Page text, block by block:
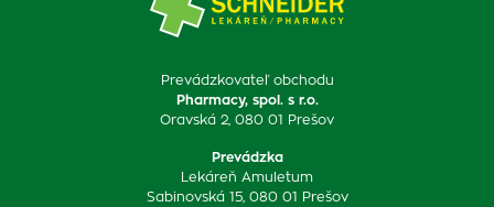
Prevádzkovateľ obchodu
Pharmacy, spol. s r.o.
Oravská 2, 080 01 Prešov
Prevádzka
Lekáreň Amuletum
Sabinovská 15, 080 01 Prešov